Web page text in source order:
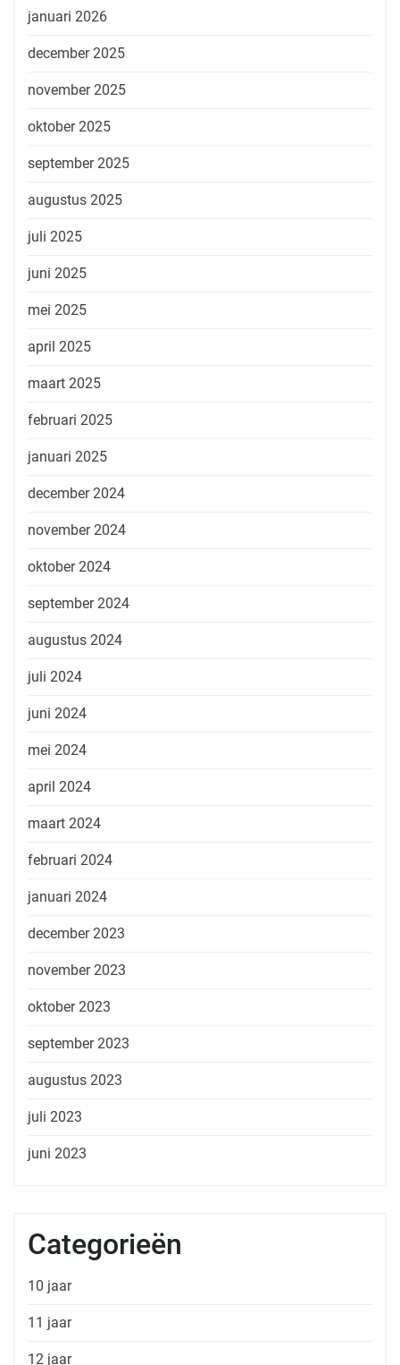
januari 2026
december 2025
november 2025
oktober 2025
september 2025
augustus 2025
juli 2025
juni 2025
mei 2025
april 2025
maart 2025
februari 2025
januari 2025
december 2024
november 2024
oktober 2024
september 2024
augustus 2024
juli 2024
juni 2024
mei 2024
april 2024
maart 2024
februari 2024
januari 2024
december 2023
november 2023
oktober 2023
september 2023
augustus 2023
juli 2023
juni 2023
Categorieën
10 jaar
11 jaar
12 jaar